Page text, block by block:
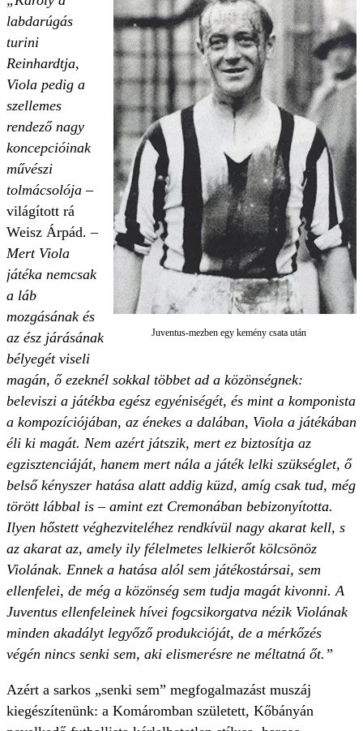
Juventus-mezben egy kemény csata után
labdarúgás
turini
Reinhardtja,
Viola pedig a
szellemes
rendező nagy
koncepcióinak
művészi
tolmácsolója –
világított rá
Weisz Árpád. –
Mert Viola
játéka nemcsak
a láb
mozgásának és
az ész járásának
bélyegét viseli
magán, ő ezeknél sokkal többet ad a közönségnek:
beleviszi a játékba egész egyéniségét, és mint a komponista
a kompozíciójában, az énekes a dalában, Viola a játékában
éli ki magát. Nem azért játszik, mert ez biztosítja az
egzisztenciáját, hanem mert nála a játék lelki szükséglet, ő
belső kényszer hatása alatt addig küzd, amíg csak tud, még
törött lábbal is – amint ezt Cremonában bebizonyította.
Ilyen hőstett véghezviteléhez rendkívül nagy akarat kell, s
az akarat az, amely ily félelmetes lelkierőt kölcsönöz
Violának. Ennek a hatása alól sem játékostársai, sem
ellenfelei, de még a közönség sem tudja magát kivonni. A
Juventus ellenfeleinek hívei fogcsikorgatva nézik Violának
minden akadályt legyőző produkcióját, de a mérkőzés
végén nincs senki sem, aki elismerésre ne méltatná őt.”
Azért a sarkos „senki sem” megfogalmazást muszáj
kiegészítenünk: a Komáromban született, Kőbányán